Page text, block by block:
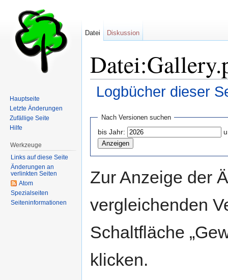
Logbücher dieser
Nach Versionen suchen
bis Jahr:
Zur Anzeige der
vergleichenden
Schaltfläche
klicken.
Datei Diskussion
Hauptseite
Letzte Änderungen
Zufällige Seite
Hilfe
Werkzeuge
Links auf diese Seite
Änderungen an
verlinkten Seiten
Atom
Spezialseiten
Seiten­informationen